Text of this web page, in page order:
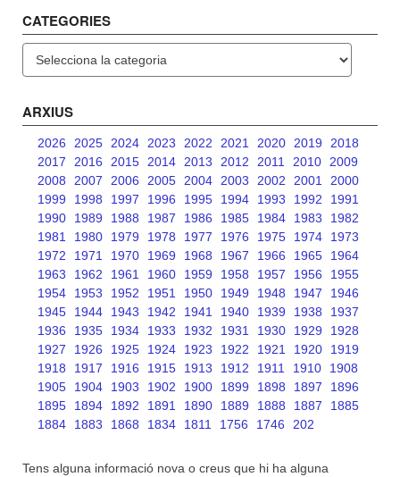
CATEGORIES
ARXIUS
2026 2025 2024 2023 2022 2021 2020 2019
2018
2017
2016 2015 2014 2013 2012 2011 2010
2009
2008
2007 2006 2005 2004 2003 2002 2001
2000
1999
1998 1997 1996 1995 1994 1993 1992
1991
1990
1989 1988 1987 1986 1985 1984 1983
1982
1981
1980 1979 1978 1977 1976 1975 1974
1973
1972
1971 1970 1969 1968 1967 1966 1965
1964
1963
1962 1961 1960 1959 1958 1957 1956
1955
1954
1953 1952 1951 1950 1949 1948 1947
1946
1945
1944 1943 1942 1941 1940 1939 1938
1937
1936
1935 1934 1933 1932 1931 1930 1929
1928
1927
1926 1925 1924 1923 1922 1921 1920
1919
1918
1917 1916 1915 1913 1912 1911 1910
1908
1905
1904 1903 1902 1900 1899 1898 1897
1896
1895
1894 1892 1891 1890 1889 1888 1887
1885
1884
1883 1868 1834 1811 1756 1746 202
Tens alguna informació nova o creus que hi ha alguna